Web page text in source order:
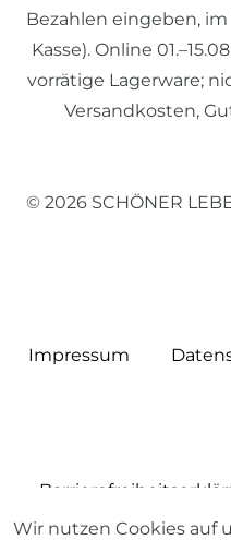
Bezahlen eingeben,
Kasse). Online
vorrätige Lagerware;
Versandkosten,
© 2026 SCHÖNER
Impressum
Wir nutzen Cookies auf